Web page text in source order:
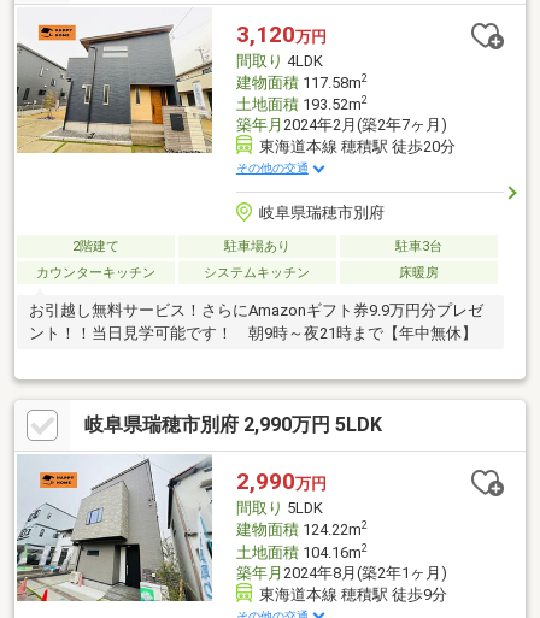
3,120万円
間取り 4LDK
建物面積117.58m2
土地面積193.52m2
築年月 2024年2月(築2年7ヶ月)
東海道本線 穂積駅 徒歩20分
その他の交通
岐阜県瑞穂市別府
2階建て 駐車場あり
駐車3台
カウンターキッチン
システムキッチン 床暖房
お引越し無料サービス！さらにAmazonギフト券9.9万円分プレゼ
ント！！当日見学可能です！ 朝9時～夜21時まで【年中無休】
岐阜県瑞穂市別府 2,990万円 5LDK
2,990万円
間取り 5LDK
建物面積124.22m2
土地面積104.16m2
築年月 2024年8月(築2年1ヶ月)
東海道本線 穂積駅 徒歩9分